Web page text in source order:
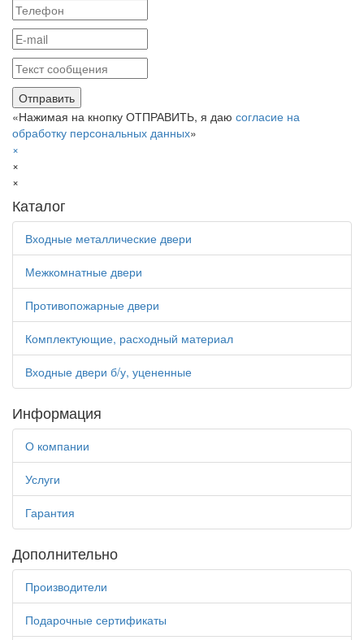
«Нажимая на кнопку ОТПРАВИТЬ, я даю согласие на
обработку персональных данных»
×
×
×
Каталог
Входные металлические двери
Межкомнатные двери
Противопожарные двери
Комплектующие, расходный материал
Входные двери б/у, уцененные
Информация
О компании
Услуги
Гарантия
Дополнительно
Производители
Подарочные сертификаты